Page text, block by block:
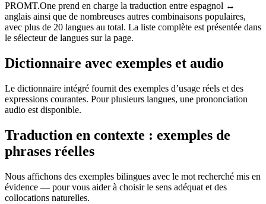
PROMT.One prend en charge la traduction entre espagnol ↔
anglais ainsi que de nombreuses autres combinaisons populaires,
avec plus de 20 langues au total. La liste complète est présentée dans
le sélecteur de langues sur la page.
Dictionnaire avec exemples et audio
Le dictionnaire intégré fournit des exemples d’usage réels et des
expressions courantes. Pour plusieurs langues, une prononciation
audio est disponible.
Traduction en contexte : exemples de
phrases réelles
Nous affichons des exemples bilingues avec le mot recherché mis en
évidence — pour vous aider à choisir le sens adéquat et des
collocations naturelles.